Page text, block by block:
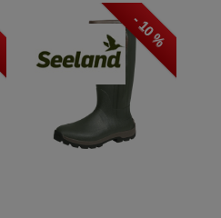
- 10 %